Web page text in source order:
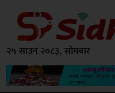
२५ साउन २०८३, सोमबार